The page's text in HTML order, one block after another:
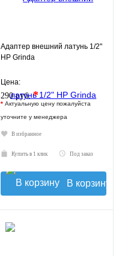
Адаптер внешний латунь 1/2"
НР Grinda
Цена:
290 руб.*
* Актуальную цену пожалуйста
уточните у менеджера
В избранное
Купить в 1 клик Под заказ
В корзину